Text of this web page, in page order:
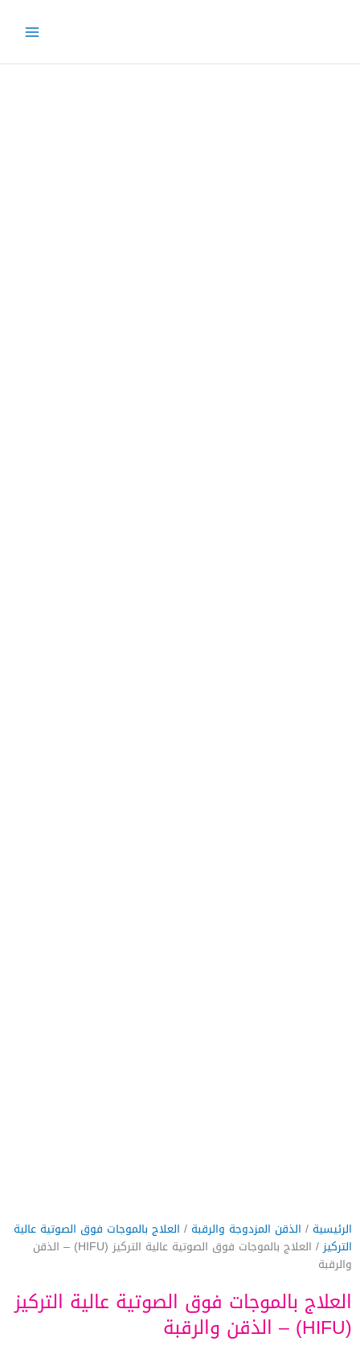
الرئيسية / الذقن المزدوجة والرقبة / العلاج بالموجات فوق الصوتية عالية
التركيز
/ العلاج بالموجات فوق الصوتية عالية التركيز (HIFU) – الذقن
والرقبة
العلاج بالموجات فوق الصوتية عالية التركيز
(HIFU) – الذقن والرقبة